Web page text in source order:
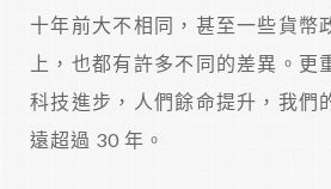
十年前大不相同，甚至一些貨幣
上，也都有許多不同的差異。更
科技進步，人們餘命提升，我們
遠超過 30 年。